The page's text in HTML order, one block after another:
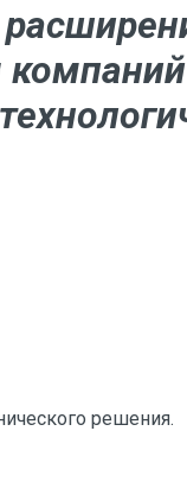
решения.